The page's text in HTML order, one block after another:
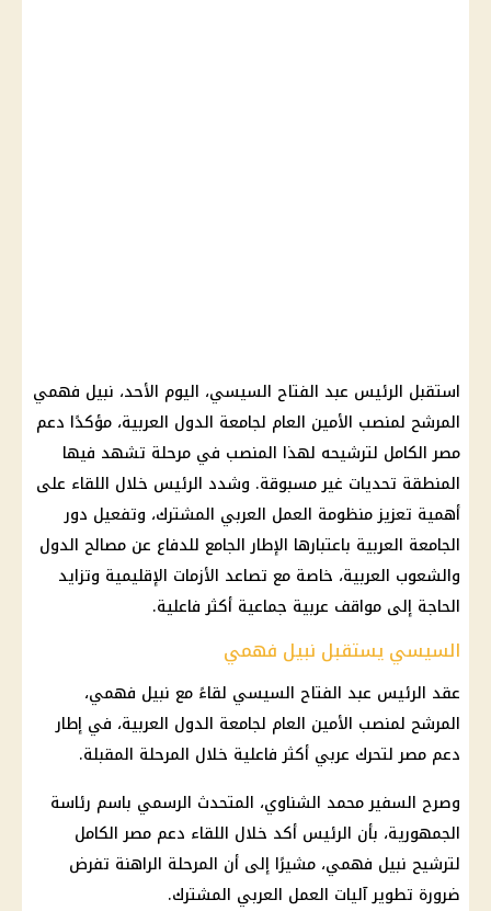
استقبل الرئيس عبد الفتاح السيسي، اليوم الأحد، نبيل فهمي
المرشح لمنصب الأمين العام لجامعة الدول العربية، مؤكدًا دعم
مصر الكامل لترشيحه لهذا المنصب في مرحلة تشهد فيها
المنطقة تحديات غير مسبوقة. وشدد الرئيس خلال اللقاء على
أهمية تعزيز منظومة العمل العربي المشترك، وتفعيل دور
الجامعة العربية باعتبارها الإطار الجامع للدفاع عن مصالح الدول
والشعوب العربية، خاصة مع تصاعد الأزمات الإقليمية وتزايد
الحاجة إلى مواقف عربية جماعية أكثر فاعلية.
السيسي يستقبل نبيل فهمي
عقد الرئيس عبد الفتاح السيسي لقاءً مع نبيل فهمي،
المرشح لمنصب الأمين العام لجامعة الدول العربية، في إطار
دعم مصر لتحرك عربي أكثر فاعلية خلال المرحلة المقبلة.
وصرح السفير محمد الشناوي، المتحدث الرسمي باسم رئاسة
الجمهورية، بأن الرئيس أكد خلال اللقاء دعم مصر الكامل
لترشيح نبيل فهمي، مشيرًا إلى أن المرحلة الراهنة تفرض
ضرورة تطوير آليات العمل العربي المشترك.